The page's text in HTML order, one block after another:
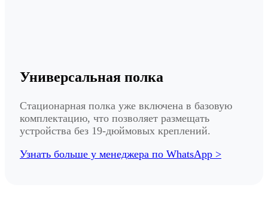
Универсальная полка
Стационарная полка уже включена в базовую
комплектацию, что позволяет размещать
устройства без 19-дюймовых креплений.
Узнать больше у менеджера по WhatsApp >